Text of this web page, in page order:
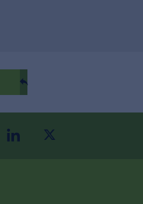
linkedintwitter